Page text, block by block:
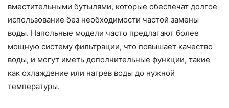
вместительными бутылями, которые обеспечат долгое
использование без необходимости частой замены
воды. Напольные модели часто предлагают более
мощную систему фильтрации, что повышает качество
воды, и могут иметь дополнительные функции, такие
как охлаждение или нагрев воды до нужной
температуры.